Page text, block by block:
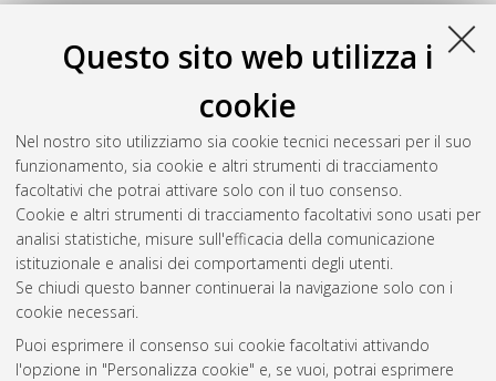
Questo sito web utilizza i
cookie
Nel nostro sito utilizziamo sia cookie tecnici necessari per il suo
funzionamento, sia cookie e altri strumenti di tracciamento
facoltativi che potrai attivare solo con il tuo consenso.
Cookie e altri strumenti di tracciamento facoltativi sono usati per
analisi statistiche, misure sull'efficacia della comunicazione
istituzionale e analisi dei comportamenti degli utenti.
Se chiudi questo banner continuerai la navigazione solo con i
cookie necessari.
Puoi esprimere il consenso sui cookie facoltativi attivando
l'opzione in "Personalizza cookie" e, se vuoi, potrai esprimere
(2024)Shapeshifts of the empire. Heiner
, [Dissertation thesis], Alma Mater Studiorum
Università di Bologna. Dottorato di ricerca inLingue,
letterature e culture moderne, 35 Ciclo. DOI
10.48676/unibo/amsdottorato/11159.
Questa lista e' stata generata ilFri Aug 7 20:44:23 2026 CEST
Atom
Rss 1.0